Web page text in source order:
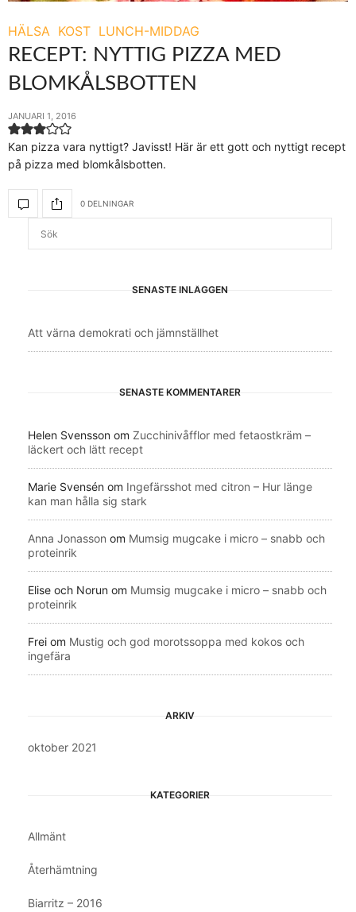
HÄLSA KOST LUNCH-MIDDAG
RECEPT: NYTTIG PIZZA MED
BLOMKÅLSBOTTEN
JANUARI 1, 2016
Kan pizza vara nyttigt? Javisst! Här är ett gott och nyttigt recept
på pizza med blomkålsbotten.
0 DELNINGAR
SENASTE INLÄGGEN
Att värna demokrati och jämnställhet
SENASTE KOMMENTARER
Helen Svensson om Zucchinivåfflor med fetaostkräm –
läckert och lätt recept
Marie Svensén om Ingefärsshot med citron – Hur länge
kan man hålla sig stark
Anna Jonasson om Mumsig mugcake i micro – snabb och
proteinrik
Elise och Norun om Mumsig mugcake i micro – snabb och
proteinrik
Frei om Mustig och god morotssoppa med kokos och
ingefära
ARKIV
oktober 2021
KATEGORIER
Allmänt
Återhämtning
Biarritz – 2016